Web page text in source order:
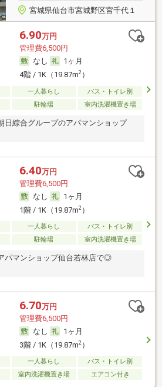
宮城県仙台市宮城野区宮千代１
6.90万円
管理費6,500円
なし
1ヶ月
4階 / 1K（19.87m2）
一人暮らし
バス・トイレ別
駐輪場 室内洗濯機置き場
日綜合グループのアパマンショップ
6.40万円
管理費6,500円
なし
1ヶ月
1階 / 1K（19.87m2）
一人暮らし
バス・トイレ別
駐輪場 室内洗濯機置き場
パマンショップ仙台若林店で◎
6.70万円
管理費6,500円
なし
1ヶ月
3階 / 1K（19.87m2）
一人暮らし
バス・トイレ別
室内洗濯機置き場 エアコン付き